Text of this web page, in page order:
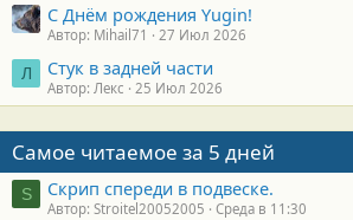
С Днём рождения Yugin!
Автор: Mihail71 27 Июл 2026
Л Стук в задней части
Автор: Лекс 25 Июл 2026
Самое читаемое за 5 дней
S Скрип спереди в подвеске.
Автор: Stroitel20052005 Среда в 11:30